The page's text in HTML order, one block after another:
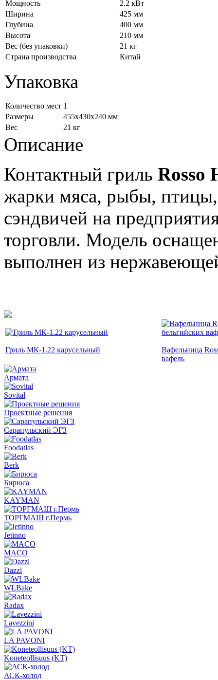
Мощность
2.2 кВт
Ширина
425 мм
Глубина
400 мм
Высота
210 мм
Вес (без упаковки)
21 кг
Страна производства
Китай
Упаковка
Количество мест 1
Размеры
455x430x240 мм
Вес
21 кг
Описание
Контактный гриль Rosso
жарки мяса, рыбы,
сэндвичей на
торговли. Модель
выполнен из
Гриль МК-1.22 карусельный
Вафельница
вафель
Армата
Sovital
Проектные решения
Сарапульский ЭГЗ
Foodatlas
Berk
Бирюса
KAYMAN
ТОРГМАШ г.Пермь
Jetinno
MACO
Dazzl
WLBake
Radax
Lavezzini
LA PAVONI
Koneteollisuus (KT)
АСК-холод